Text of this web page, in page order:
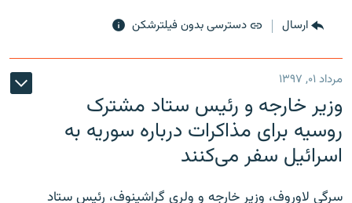
ارسال دسترسی بدون فیلترشکن
مرداد ۰۱, ۱۳۹۷
وزیر خارجه و رئیس‌ ستاد مشترک
روسیه برای مذاکرات درباره سوریه به
اسرائیل سفر می‌کنند
سرگی لاوروف، وزیر خارجه و ولری گراشینوف، رئیس ستاد